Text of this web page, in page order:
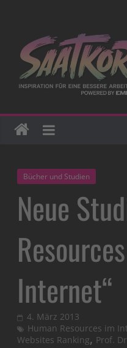
Bücher und Studien
Neue
Internet“
4. März 2013
Human Resources im
Websites Ranking, Prof.